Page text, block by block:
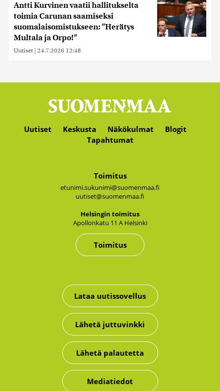
Antti Kurvinen vaatii hallitukselta
toimia Carunan saamiseksi
suomalaisomistukseen: ”Herätys
Multala ja Orpo!”
Uutiset | 24.7.2026 12:48
Uutiset Keskusta Näkökulmat
Blogit
Tapahtumat
Toimitus
etunimi.sukunimi@suomenmaa.fi
uutiset@suomenmaa.fi
Hel­sin­gin toi­mi­tus
Apol­lon­ka­tu 11 A Hel­sin­ki
Toimitus
Lataa uutissovellus
Lähetä juttuvinkki
Lähetä palautetta
Mediatiedot